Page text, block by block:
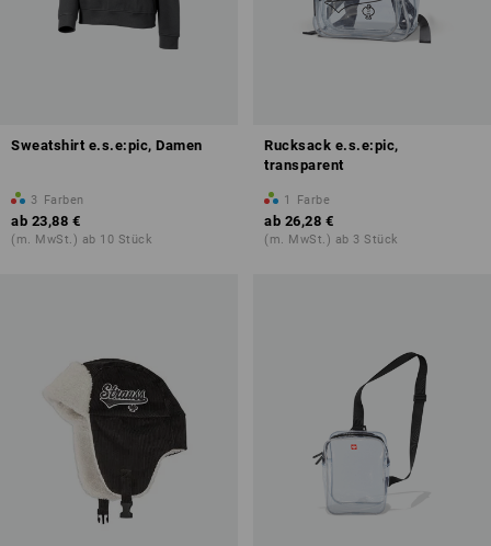
Sweatshirt e.s.e:pic, Damen
3 Farben
ab 23,88 €
(m. MwSt.) ab 10 Stück
Rucksack e.s.e:pic,
transparent
1 Farbe
ab 26,28 €
(m. MwSt.) ab 3 Stück